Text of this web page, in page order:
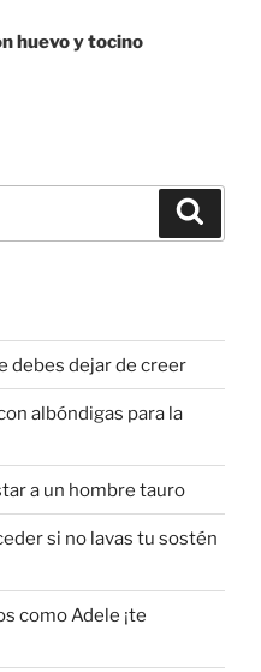
huevo y tocino
debes dejar de creer
albóndigas para la
a un hombre tauro
si no lavas tu sostén
como Adele ¡te